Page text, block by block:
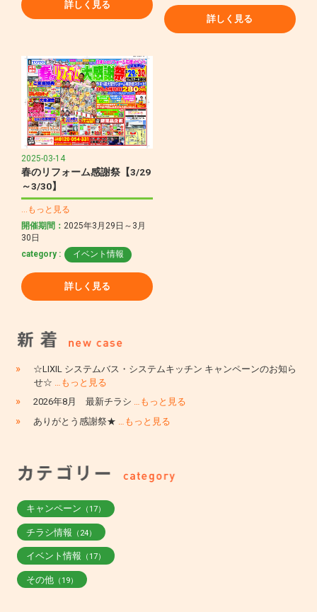
詳しく見る
詳しく見る
2025-03-14
春のリフォーム感謝祭【3/29
～3/30】
…もっと見る
開催期間：2025年3月29日～3月
30日
category :
イベント情報
詳しく見る
»
☆LIXIL システムバス・システムキッチン キャンペーンのお知ら
せ☆ …もっと見る
» 2026年8月 最新チラシ …もっと見る
» ありがとう感謝祭★ …もっと見る
キャンペーン （17）
チラシ情報 （24）
イベント情報 （17）
その他（19）